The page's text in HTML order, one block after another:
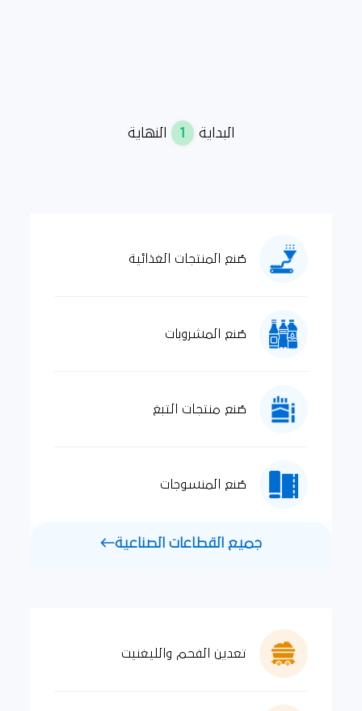
صُنع المنتجات الغذائية
صُنع المشروبات
صُنع منتجات التبغ
صُنع المنسوجات
جميع القطاعات الصناعية
تعدين الفحم والليغنيت
البداية 1 النهاية